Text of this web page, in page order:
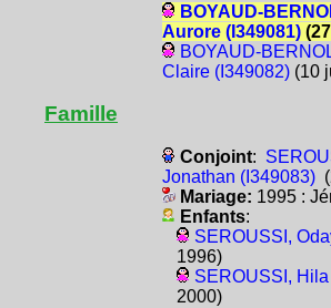
BOYAUD-
Aurore (I349081)
BOYAUD-
Claire (I349082)(10
Famille
Conjoint:
Jonathan (I349083)
Mariage: 1995 :
Enfants:
SEROUSSI,
1996)
SEROUSSI,
2000)